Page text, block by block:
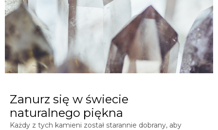
Zanurz się w świecie
naturalnego piękna
Każdy z tych kamieni został starannie dobrany, aby